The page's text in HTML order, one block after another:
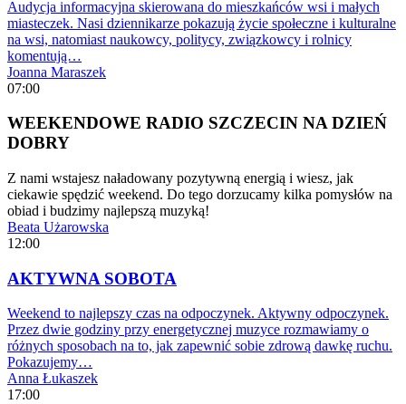
Audycja informacyjna skierowana do mieszkańców wsi i małych
miasteczek. Nasi dziennikarze pokazują życie społeczne i kulturalne
na wsi, natomiast naukowcy, politycy, związkowcy i rolnicy
komentują…
Joanna Maraszek
07:00
WEEKENDOWE RADIO SZCZECIN NA DZIEŃ
DOBRY
Z nami wstajesz naładowany pozytywną energią i wiesz, jak
ciekawie spędzić weekend. Do tego dorzucamy kilka pomysłów na
obiad i budzimy najlepszą muzyką!
Beata Użarowska
12:00
AKTYWNA SOBOTA
Weekend to najlepszy czas na odpoczynek. Aktywny odpoczynek.
Przez dwie godziny przy energetycznej muzyce rozmawiamy o
różnych sposobach na to, jak zapewnić sobie zdrową dawkę ruchu.
Pokazujemy…
Anna Łukaszek
17:00